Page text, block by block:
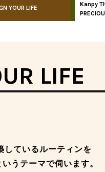
YOUR LIFE
Kanpy
LIFE
しているルーティンを
うテーマで伺います。